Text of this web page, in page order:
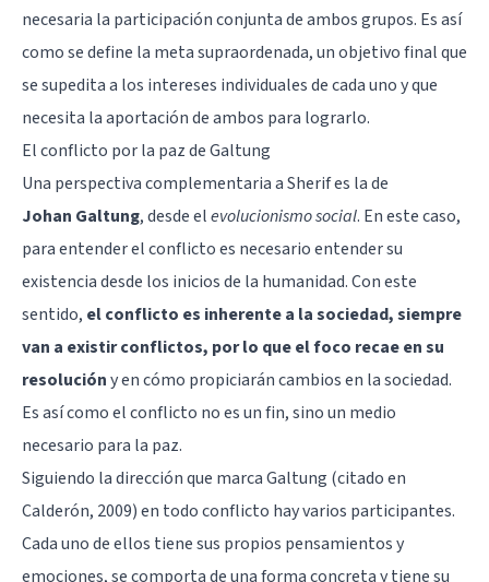
necesaria la participación conjunta de ambos grupos. Es así
como se define la meta supraordenada, un objetivo final que
se supedita a los intereses individuales de cada uno y que
necesita la aportación de ambos para lograrlo.
El conflicto por la paz de Galtung
Una perspectiva complementaria a Sherif es la de
Johan Galtung, desde elevolucionismo social. En este caso,
para entender el conflicto es necesario entender su
existencia desde los inicios de la humanidad. Con este
sentido, el conflicto es inherente a la sociedad, siempre
van a existir conflictos, por lo que el foco recae en su
resolucióny en cómo propiciarán cambios en la sociedad.
Es así como el conflicto no es un fin, sino un medio
necesario para la paz.
Siguiendo la dirección que marca Galtung (citado en
Calderón, 2009) en todo conflicto hay varios participantes.
Cada uno de ellos tiene sus propios pensamientos y
emociones, se comporta de una forma concreta y tiene su